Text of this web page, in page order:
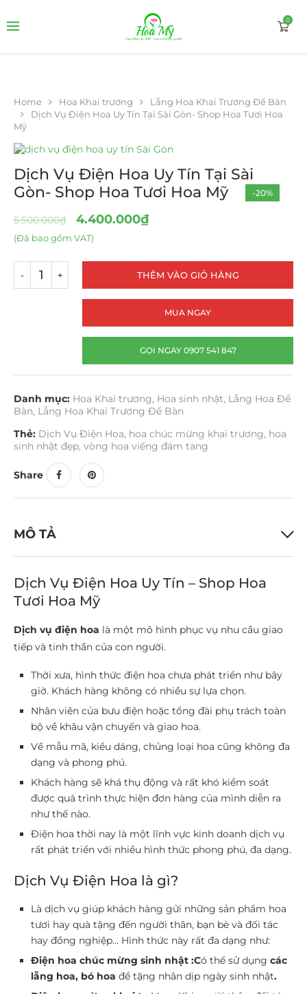
0
Home Hoa Khai trương
Lẵng Hoa Khai Trương Để Bàn
Dịch Vụ Điện Hoa Uy Tín Tại Sài Gòn- Shop Hoa Tươi Hoa
Mỹ
-20%
Dịch Vụ Điện Hoa Uy Tín Tại Sài
Gòn- Shop Hoa Tươi Hoa Mỹ
5.500.000₫ 4.400.000₫
(Đã bao gồm VAT)
THÊM VÀO GIỎ HÀNG
MUA NGAY
GỌI NGAY 0907 541 847
Danh mục: Hoa Khai trương, Hoa sinh nhật, Lẵng Hoa Để
Bàn, Lẵng Hoa Khai Trương Để Bàn
Thẻ: Dịch Vụ Điện Hoa, hoa chúc mừng khai trương, hoa
sinh nhật đẹp, vòng hoa viếng đám tang
Share
MÔ TẢ
Dịch Vụ Điện Hoa Uy Tín – Shop Hoa
Tươi Hoa Mỹ
Dịch vụ điện hoa là một mô hình phục vụ nhu cầu giao
tiếp và tinh thần của con người.
Thời xưa, hình thức điện hoa chưa phát triển như bây
giờ. Khách hàng không có nhiều sự lựa chọn.
Nhân viên của bưu điện hoặc tổng đài phụ trách toàn
bộ về khâu vận chuyển và giao hoa.
Về mẫu mã, kiểu dáng, chủng loại hoa cũng không đa
dạng và phong phú.
Khách hàng sẽ khá thụ động và rất khó kiểm soát
được quá trình thực hiện đơn hàng của mình diễn ra
như thế nào.
Điện hoa thời nay là một lĩnh vực kinh doanh dịch vụ
rất phát triển với nhiều hình thức phong phú, đa dạng.
Dịch Vụ Điện Hoa là gì?
Là dịch vụ giúp khách hàng gửi những sản phẩm hoa
tươi hay quà tặng đến người thân, bạn bè và đối tác
hay đồng nghiệp… Hình thức này rất đa dạng như:
Điện hoa chúc mừng sinh nhật :Có thể sử dụng các
lẵng hoa, bó hoa để tặng nhân dịp ngày sinh nhật.